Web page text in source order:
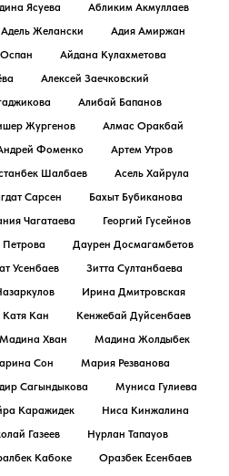
Ясуева
Абликим Акмуллаев
Адель Желански
Адия Амиржан
Айдана Кулахметова
Алексей Заечковский
Алибай Бапанов
Жургенов
Алмас Оракбай
Фоменко
Артем Утров
Шалбаев
Асель Хайрула
Сарсен
Бахыт Бубиканова
Чагатаева
Георгий Гусейнов
Даурен Досмагамбетов
Усенбаев
Зитта Султанбаева
Ирина Дмитровская
Катя Кан
Кенжебай Дуйсенбаев
Мадина Хван
Мадина Жолдыбек
Сон
Мария Резванова
Сагындыкова
Муниса Гулиева
Каражидек
Ниса Кинжалина
Газеев
Нурлан Тапауов
Кабоке
Оразбек Есенбаев